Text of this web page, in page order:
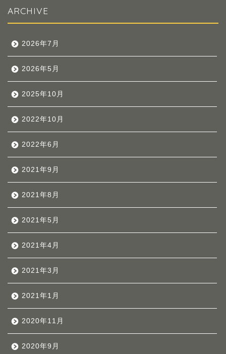
ARCHIVE
2026年7月
2026年5月
2025年10月
2022年10月
2022年6月
2021年9月
2021年8月
2021年5月
2021年4月
2021年3月
2021年1月
2020年11月
2020年9月